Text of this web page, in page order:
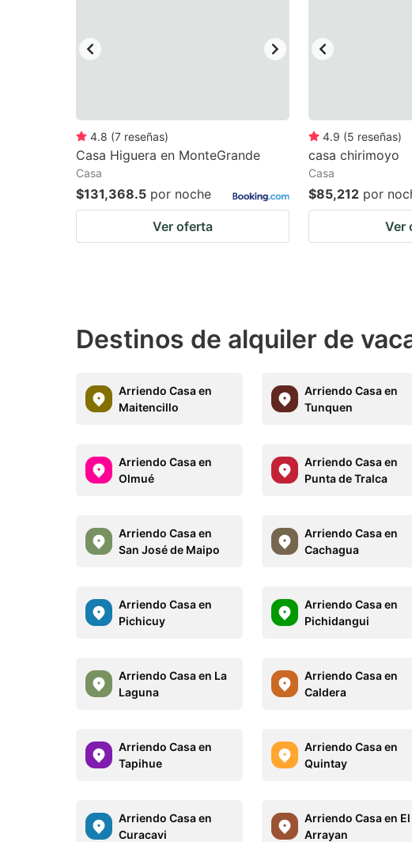
keyboard
shortcuts
for
changing
dates.
keyboard
shortcuts
for
changing
4.8 (7 reseñas)
Casa Higuera en MonteGrande
Casa
$131,368.5 por noche
Ver oferta
4.9 (5 reseñas)
casa chirimoyo
Casa
$85,212 por
Ver
Destinos de alquiler de
Arriendo Casa en
Maitencillo
Arriendo Casa en
Tunquen
Arriendo Casa en
Olmué
Arriendo Casa en
Punta de Tralca
Arriendo Casa en
San José de Maipo
Arriendo Casa en
Cachagua
Arriendo Casa en
Pichicuy
Arriendo Casa en
Pichidangui
Arriendo Casa en La
Laguna
Arriendo Casa en
Caldera
Arriendo Casa en
Tapihue
Arriendo Casa en
Quintay
Arriendo Casa en
Curacavi
Arriendo Casa en El
Arrayan